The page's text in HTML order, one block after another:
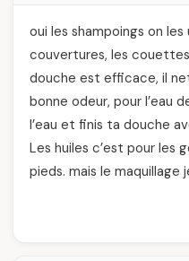
oui les shampoings on
couvertures, les
douche est efficace, il
bonne odeur, pour l’eau
l’eau et finis ta douche
Les huiles c’est pour les
pieds. mais le maquillage